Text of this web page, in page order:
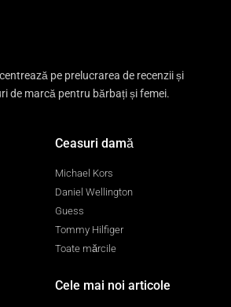
pe prelucrarea de recenzii și
de marcă pentru bărbați și femei.
Ceasuri damă
Michael Kors
Daniel Wellington
Guess
Tommy Hilfiger
Toate mărcile
Cele mai noi articole